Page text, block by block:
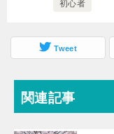
初心者
Tweet
関連記事